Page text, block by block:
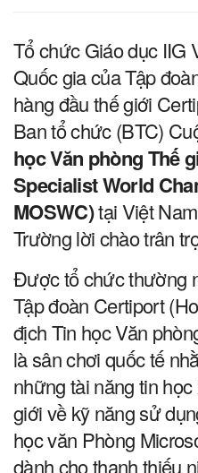
Tổ chức Giáo dục IIG
Quốc gia của Tập
hàng đầu thế giới
Ban tổ chức (BTC)
học Văn phòng Thế
Specialist World
MOSWC)tại Việt
Trường lời chào trân
Được tổ chức thường
Tập đoàn Certiport
địch Tin học Văn
là sân chơi quốc tế
những tài năng tin
giới về kỹ năng sử
học văn Phòng
dành cho thanh thiếu